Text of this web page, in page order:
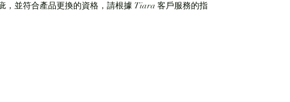
並符合產品更換的資格，請根據 Tiara 客戶服務的指